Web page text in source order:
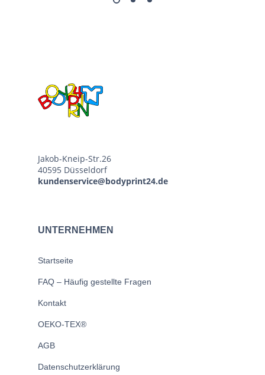
Jakob-Kneip-Str.26
40595 Düsseldorf
kundenservice@bodyprint24.de
UNTERNEHMEN
Startseite
FAQ – Häufig gestellte Fragen
Kontakt
OEKO-TEX®
AGB
Datenschutzerklärung